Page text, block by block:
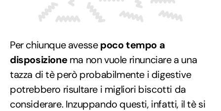
Per chiunque avessepoco tempo a
disposizionema non vuole rinunciare a una
tazza di tè però probabilmente i digestive
potrebbero risultare i migliori biscotti da
considerare. Inzuppando questi, infatti, il tè si